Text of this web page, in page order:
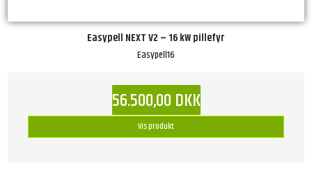
Easypell NEXT V2 – 16 kW pillefyr
Easypell16
56.500,00 DKK
Vis produkt